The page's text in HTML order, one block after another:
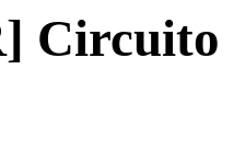
Circuito